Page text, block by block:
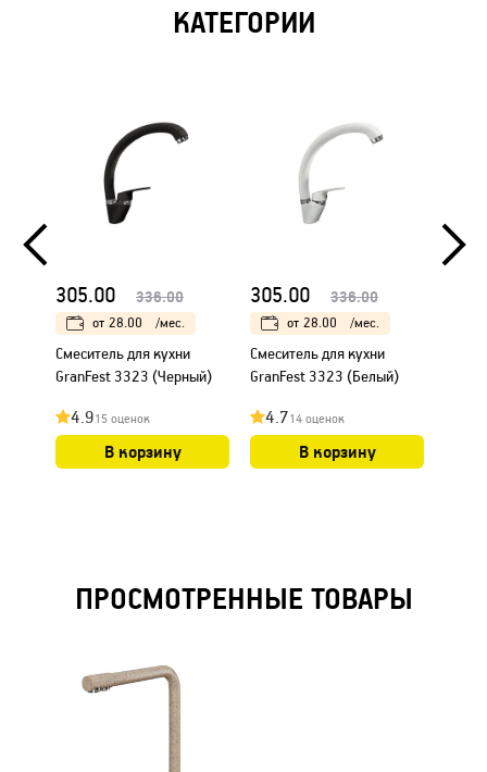
КАТЕГОРИИ
305.00 336.00
от 28.00 /мес.
Смеситель для кухни
GranFest 3323 (Черный)
4.915 оценок
В корзину
305.00 336.00
от 28.00 /мес.
Смеситель для кухни
GranFest 3323 (Белый)
4.714 оценок
В корзину
ПРОСМОТРЕННЫЕ ТОВАРЫ